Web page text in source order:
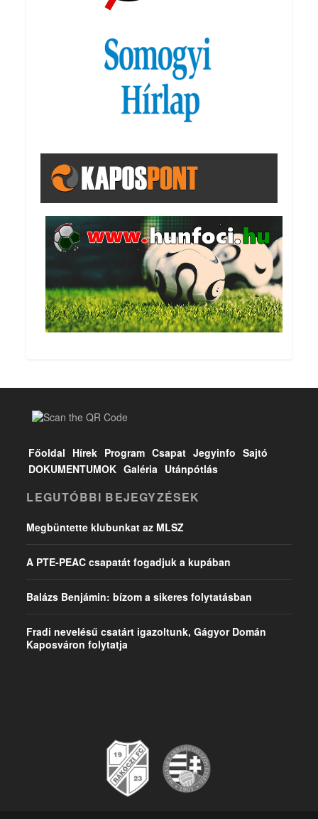
Főoldal Hírek Program Csapat Jegyinfo Sajtó
DOKUMENTUMOK Galéria Utánpótlás
LEGUTÓBBI BEJEGYZÉSEK
Megbüntette klubunkat az MLSZ
A PTE-PEAC csapatát fogadjuk a kupában
Balázs Benjámin: bízom a sikeres folytatásban
Fradi nevelésű csatárt igazoltunk, Gágyor Domán
Kaposváron folytatja